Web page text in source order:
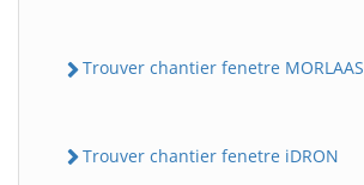
Trouver chantier fenetre MORLAAS
Trouver chantier fenetre iDRON